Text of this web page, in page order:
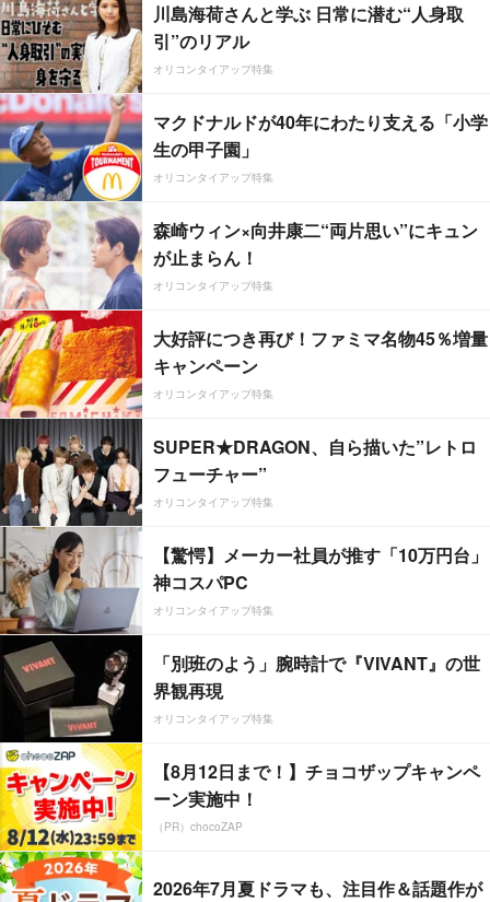
川島海荷さんと学ぶ 日常に潜む“人身取
引”のリアル
オリコンタイアップ特集
マクドナルドが40年にわたり支える「小学
生の甲子園」
オリコンタイアップ特集
森崎ウィン×向井康二“両片思い”にキュン
が止まらん！
オリコンタイアップ特集
大好評につき再び！ファミマ名物45％増量
キャンペーン
オリコンタイアップ特集
SUPER★DRAGON、自ら描いた”レトロ
フューチャー”
オリコンタイアップ特集
【驚愕】メーカー社員が推す「10万円台」
神コスパPC
オリコンタイアップ特集
「別班のよう」腕時計で『VIVANT』の世
界観再現
オリコンタイアップ特集
【8月12日まで！】チョコザップキャンペ
ーン実施中！
（PR）chocoZAP
2026年7月夏ドラマも、注目作＆話題作が